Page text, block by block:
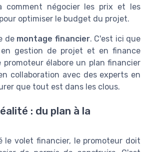
comment négocier les prix et les
optimiser le budget du projet.
de montage financier. C'est ici que
en gestion de projet et en finance
élabore un plan financier
collaboration avec des experts en
que tout est dans les clous.
: du plan à la
le volet financier, le promoteur doit